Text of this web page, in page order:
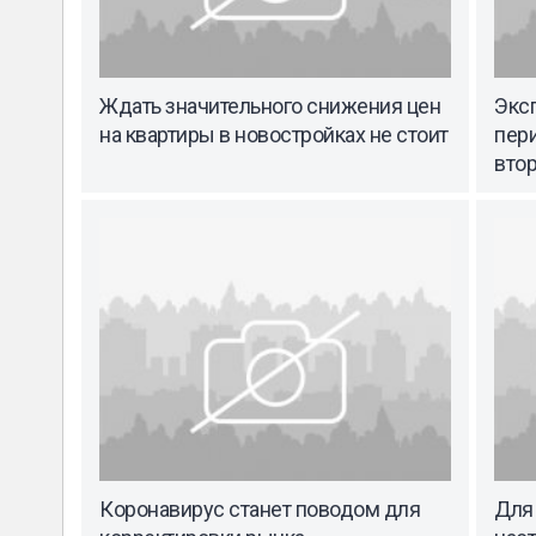
Ждать значительного снижения цен
на квартиры в новостройках не стоит
Коронавирус станет поводом для
Для